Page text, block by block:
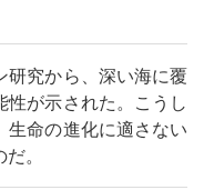
研究から、深い海に覆
が示された。こうし
生命の進化に適さない
。